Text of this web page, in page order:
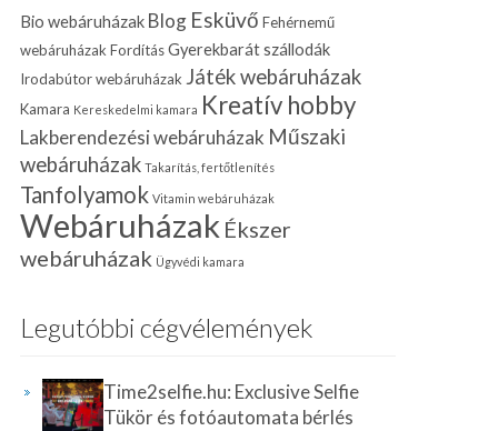
Bio webáruházak Blog Esküvő Fehérnemű
webáruházak FordításGyerekbarát szállodák
Irodabútor webáruházak Játék webáruházak
Kamara Kereskedelmi kamara Kreatív hobby
Lakberendezési webáruházak Műszaki
webáruházak Takarítás, fertőtlenítés
Tanfolyamok Vitamin webáruházak
Webáruházak Ékszer
webáruházak Ügyvédi kamara
Legutóbbi cégvélemények
Time2selfie.hu: Exclusive Selfie
Tükör és fotóautomata bérlés